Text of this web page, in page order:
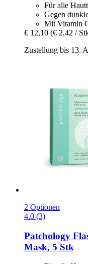
Für alle
Gegen
Mit Vitamin
€ 12,10 (€ 2,42 /
Zustellung bis 13.
2 Optionen
4.0 (3)
Patchology
Mask, 5 Stk